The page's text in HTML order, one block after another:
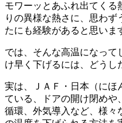
モワーッとあふれ出てくる
りの異様な熱さに、思わ
たにも経験があると思いま
では、そんな高温になって
け早く下げるには、どうし
実は、ＪＡＦ・日本（にほ
ている、ドアの開け閉めや
循環、外気導入など、様々